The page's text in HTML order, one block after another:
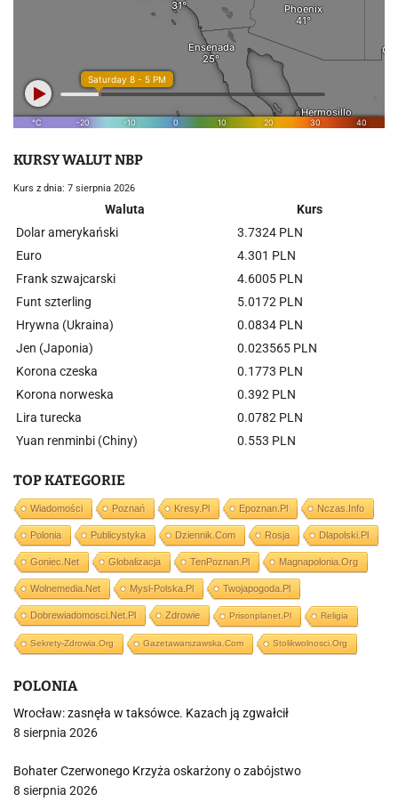
KURSY WALUT NBP
Kurs z dnia: 7 sierpnia 2026
Waluta
Kurs
Dolar amerykański
3.7324 PLN
Euro
4.301 PLN
Frank szwajcarski
4.6005 PLN
Funt szterling
5.0172 PLN
Hrywna (Ukraina)
0.0834 PLN
Jen (Japonia)
0.023565 PLN
Korona czeska
0.1773 PLN
Korona norweska
0.392 PLN
Lira turecka
0.0782 PLN
Yuan renminbi (Chiny)
0.553 PLN
TOP KATEGORIE
Wiadomości Poznań Kresy.pl Epoznan.pl Nczas.info
Polonia Publicystyka Dziennik.com Rosja Dlapolski.pl
Goniec.net Globalizacja TenPoznan.pl Magnapolonia.org
Wolnemedia.net Mysl-Polska.pl Twojapogoda.pl
Dobrewiadomosci.net.pl Zdrowie Prisonplanet.pl Religia
Sekrety-Zdrowia.org Gazetawarszawska.com Stolikwolnosci.org
POLONIA
Wrocław: zasnęła w taksówce. Kazach ją zgwałcił
8 sierpnia 2026
Bohater Czerwonego Krzyża oskarżony o zabójstwo
8 sierpnia 2026